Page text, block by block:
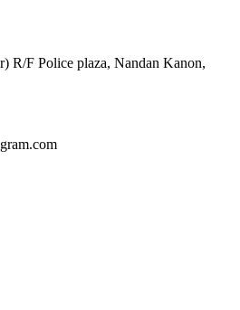
R/F Police plaza, Nandan Kanon,